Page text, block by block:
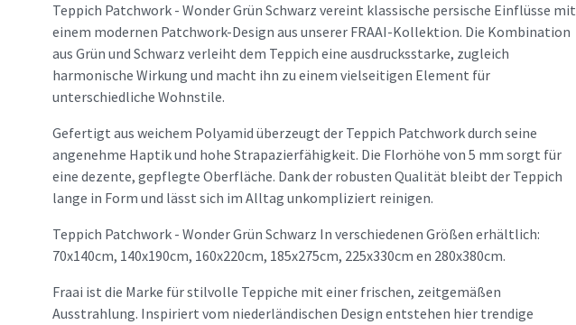
Teppich Patchwork - Wonder Grün Schwarz vereint klassische persische Einflüsse mit
einem modernen Patchwork-Design aus unserer FRAAI-Kollektion. Die Kombination
aus Grün und Schwarz verleiht dem Teppich eine ausdrucksstarke, zugleich
harmonische Wirkung und macht ihn zu einem vielseitigen Element für
unterschiedliche Wohnstile.
Gefertigt aus weichem Polyamid überzeugt der Teppich Patchwork durch seine
angenehme Haptik und hohe Strapazierfähigkeit. Die Florhöhe von 5 mm sorgt für
eine dezente, gepflegte Oberfläche. Dank der robusten Qualität bleibt der Teppich
lange in Form und lässt sich im Alltag unkompliziert reinigen.
Teppich Patchwork - Wonder Grün Schwarz In verschiedenen Größen erhältlich:
70x140cm, 140x190cm, 160x220cm, 185x275cm, 225x330cm en 280x380cm.
Fraai ist die Marke für stilvolle Teppiche mit einer frischen, zeitgemäßen
Ausstrahlung. Inspiriert vom niederländischen Design entstehen hier trendige